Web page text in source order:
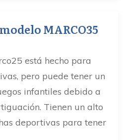
MARCO35
está hecho para
pero puede tener un
infantiles debido a
Tienen un alto
deportivas para tener